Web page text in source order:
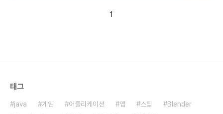
1
태그
java 게임 어플리케이션 앱 스팀
Blender